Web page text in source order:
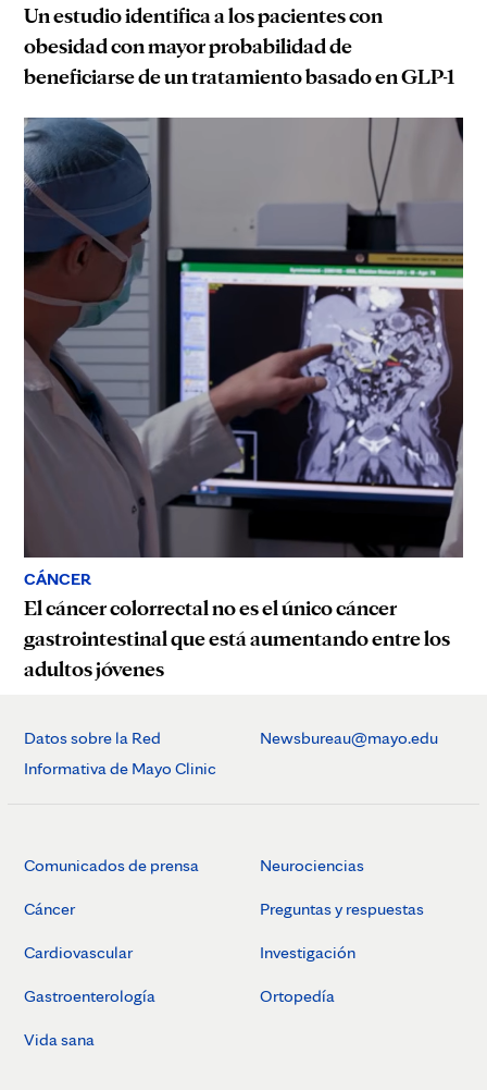
Un estudio identifica a los pacientes con
obesidad con mayor probabilidad de
beneficiarse de un tratamiento basado en GLP-1
CÁNCER
El cáncer colorrectal no es el único cáncer
gastrointestinal que está aumentando entre los
adultos jóvenes
Datos sobre la Red
Informativa de Mayo Clinic
Newsbureau@mayo.edu
Comunicados de prensa
Cáncer
Cardiovascular
Gastroenterología
Vida sana
Neurociencias
Preguntas y respuestas
Investigación
Ortopedía